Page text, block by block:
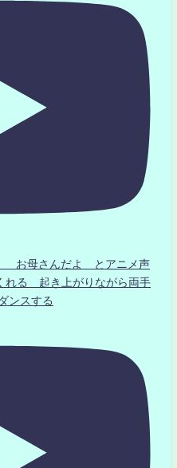
お母さんだよ とアニメ声
れる 起き上がりながら両手
ンスする